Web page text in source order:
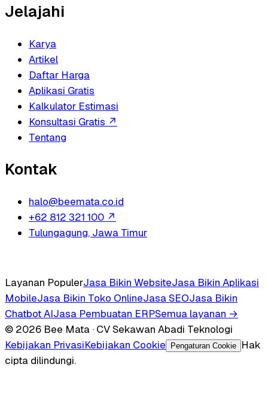
Jelajahi
Karya
Artikel
Daftar Harga
Aplikasi Gratis
Kalkulator Estimasi
Konsultasi Gratis ↗
Tentang
Kontak
halo@beemata.co.id
+62 812 321 100 ↗
Tulungagung, Jawa Timur
Layanan PopulerJasa Bikin WebsiteJasa Bikin Aplikasi
MobileJasa Bikin Toko OnlineJasa SEOJasa Bikin
Chatbot AIJasa Pembuatan ERPSemua layanan →
© 2026 Bee Mata · CV Sekawan Abadi Teknologi
Kebijakan PrivasiKebijakan Cookie Pengaturan Cookie
Hak
cipta dilindungi.